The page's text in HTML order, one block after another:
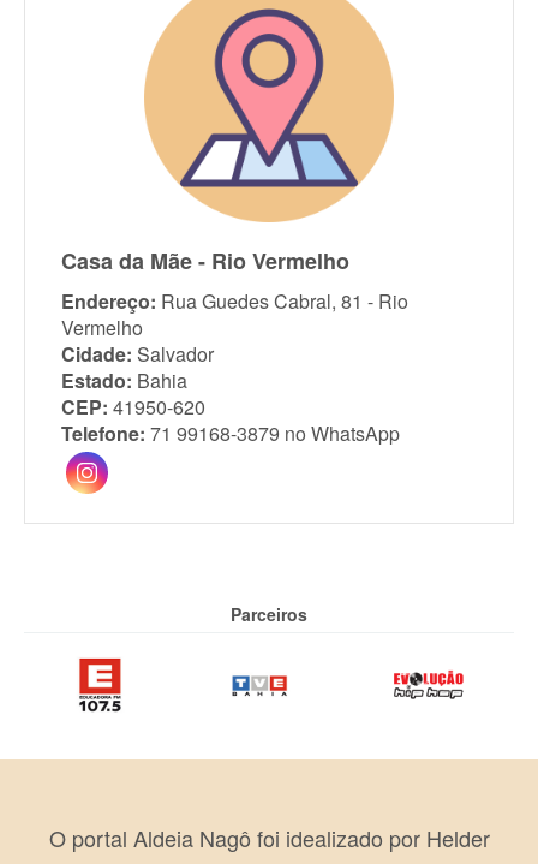
Casa da Mãe - Rio Vermelho
Endereço: Rua Guedes Cabral, 81 - Rio
Vermelho
Cidade: Salvador
Estado: Bahia
CEP: 41950-620
Telefone: 71 99168-3879 no WhatsApp
Parceiros
O portal Aldeia Nagô foi idealizado por Helder